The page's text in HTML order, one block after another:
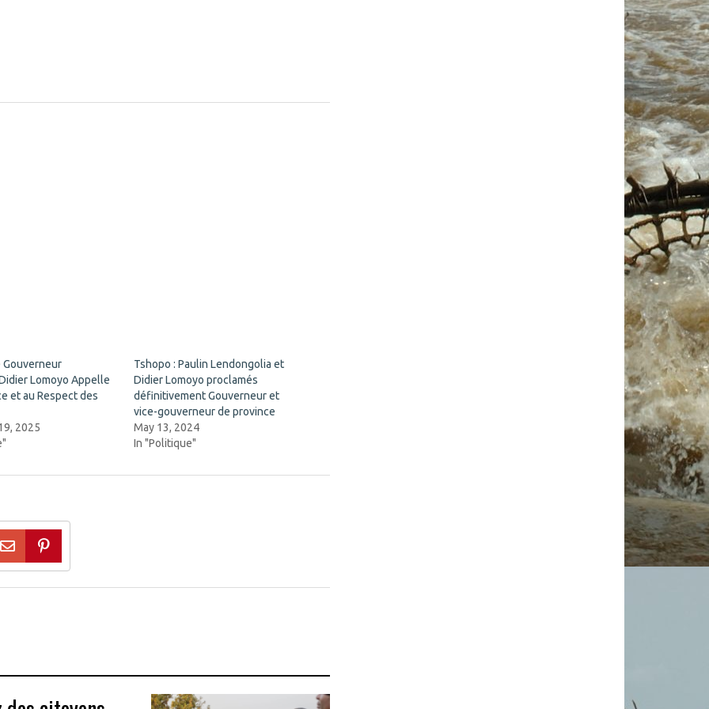
Gouverneur
Lomoyo Appelle
et au Respect des
2025
Tshopo : Paulin Lendongolia et
Didier Lomoyo proclamés
définitivement Gouverneur et
vice-gouverneur de province
May 13, 2024
In "Politique"